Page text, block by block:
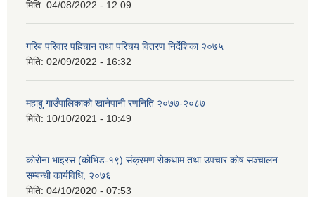
मिति: 04/08/2022 - 12:09
गरिब परिवार पहिचान तथा परिचय वितरण निर्देशिका २०७५
मिति: 02/09/2022 - 16:32
महाबु गाउँपालिकाको खानेपानी रणनिति २०७७-२०८७
मिति: 10/10/2021 - 10:49
कोरोना भाइरस (कोभिड-१९) संक्रमण रोकथाम तथा उपचार कोष सञ्चालन
सम्बन्धी कार्यविधि, २०७६
मिति: 04/10/2020 - 07:53